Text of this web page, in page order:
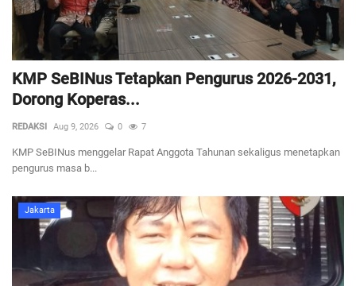
KMP SeBINus Tetapkan Pengurus 2026-2031,
Dorong Koperas...
REDAKSI Aug 9, 2026 0 7
KMP SeBINus menggelar Rapat Anggota Tahunan sekaligus menetapkan
pengurus masa b...
Jakarta